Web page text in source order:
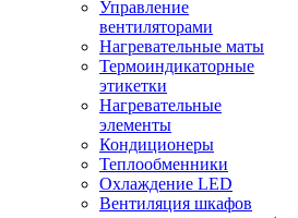
Управление
вентиляторами
Нагревательные маты
Термоиндикаторные
этикетки
Нагревательные
элементы
Кондиционеры
Теплообменники
Охлаждение LED
Вентиляция шкафов